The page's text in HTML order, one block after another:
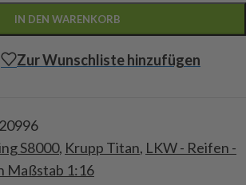
IN DEN WARENKORB
Zur Wunschliste hinzufügen
S8000, Krupp Titan, LKW - Reifen -
Maßstab 1:16